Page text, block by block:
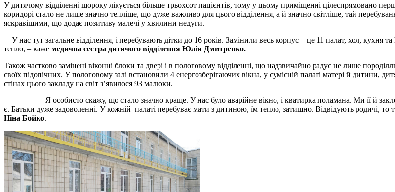
У дитячому відділенні щороку лікується більше трьохсот пацієнтів, тому у цьому приміщенні цілеспрямовано
коридорі стало не лише значно тепліше, що дуже важливо для цього відділення, а й значно світліше, тай
яскравішими, що додає позитиву малечі у хвилини недуги.
– У нас тут загальне відділення, і перебувають дітки до 16 років. Замінили весь корпус – це 11 палат, хол,
тепло, – каже медична сестра дитячого відділення Юлія Дмитренко.
Також частково замінені віконні блоки та двері і в пологовому відділенні, що надзвичайно радує не лише
своїх підопічних. У пологовому залі встановили 4 енергозберігаючих вікна, у сумісній палаті матері й дитини,
стінах цього закладу на світ з’явилося 93 малюки.
– Я особисто скажу, що стало значно краще. У нас було аварійне вікно, і кватирка поламана. Ми її й
є. Батьки дуже задоволенні. У кожній палаті перебуває мати з дитиною, їм тепло, затишно. Відвідують родичі, то
Ніна Бойко.